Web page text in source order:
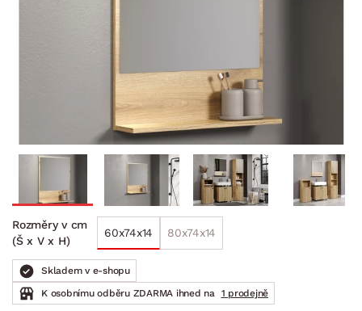
Rozměry v cm
(Š x V x H)
60x74x14 80x74x14
Skladem v e-shopu
K osobnímu odběru ZDARMA ihned na
1 prodejně